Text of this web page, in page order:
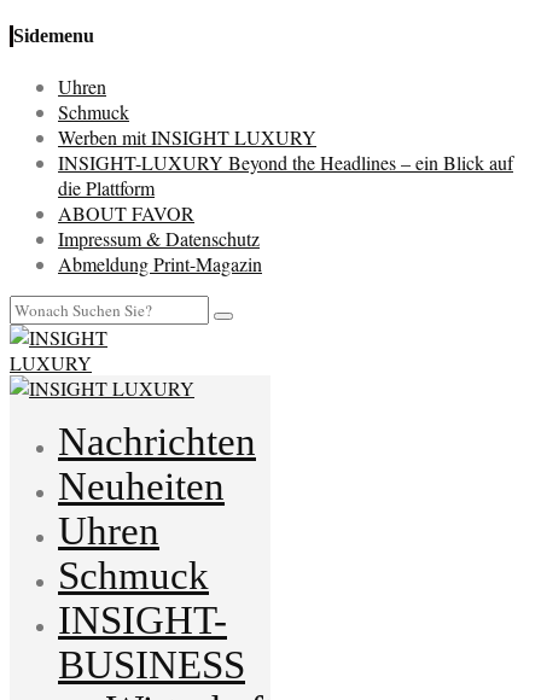
Sidemenu
Uhren
Schmuck
Werben mit INSIGHT LUXURY
INSIGHT-LUXURY Beyond the Headlines – ein Blick auf
die Plattform
ABOUT FAVOR
Impressum & Datenschutz
Abmeldung Print-Magazin
Nachrichten
Neuheiten
Uhren
Schmuck
INSIGHT-
BUSINESS